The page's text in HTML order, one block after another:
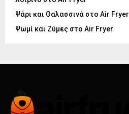
Ψάρι και Θαλασσινά στο Air Fryer
Ψωμί και Ζύμες στο Air Fryer